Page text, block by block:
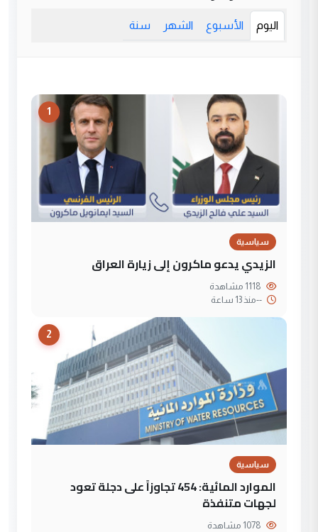
اليوم الأسبوع الشهر سنة
1
سياسية
الزيدي يدعو ماكرون إلى زيارة العراق
--منذ 13 ساعة
2
سياسية
الموارد المائية: 454 تجاوزاً على دجلة تعود
لجهات متنفذة